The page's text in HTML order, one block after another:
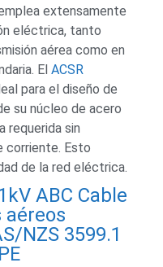
extensamente
eléctrica, tanto
aérea como en
El ACSR
para el diseño de
su núcleo de acero
requerida sin
corriente. Esto
de la red eléctrica.
ABC Cable
aéreos
NZS 3599.1